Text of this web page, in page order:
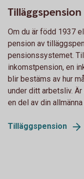
Tilläggspension
Om du är född 1937
pension av
pensionssystemet.
inkomstpension, en
blir bestäms av hur
under ditt arbetsliv.
en del av din
Tilläggspension